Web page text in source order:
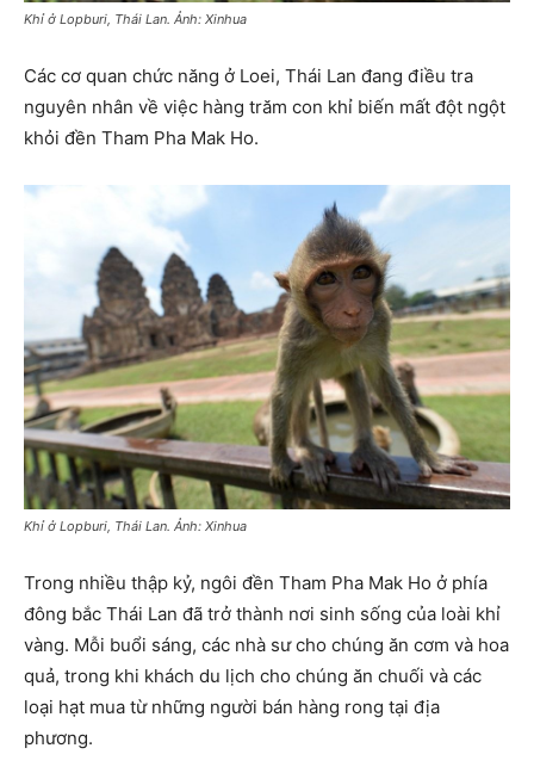
Khỉ ở Lopburi, Thái Lan. Ảnh: Xinhua
Các cơ quan chức năng ở Loei, Thái Lan đang điều tra
nguyên nhân về việc hàng trăm con khỉ biến mất đột ngột
khỏi đền Tham Pha Mak Ho.
Khỉ ở Lopburi, Thái Lan. Ảnh: Xinhua
Trong nhiều thập kỷ, ngôi đền Tham Pha Mak Ho ở phía
đông bắc Thái Lan đã trở thành nơi sinh sống của loài khỉ
vàng. Mỗi buổi sáng, các nhà sư cho chúng ăn cơm và hoa
quả, trong khi khách du lịch cho chúng ăn chuối và các
loại hạt mua từ những người bán hàng rong tại địa
phương.